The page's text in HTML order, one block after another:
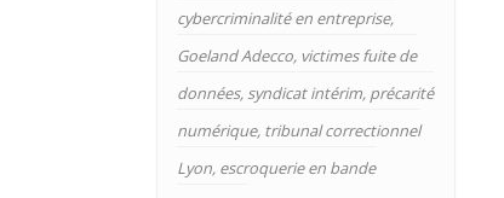
cybercriminalité en entreprise,
Goeland Adecco, victimes fuite de
données, syndicat intérim, précarité
numérique, tribunal correctionnel
Lyon, escroquerie en bande